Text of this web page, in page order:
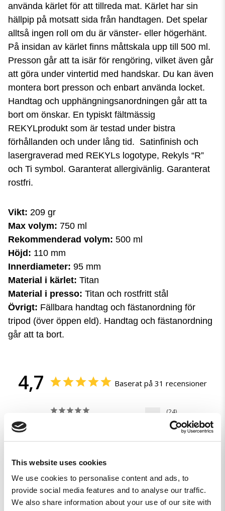
This website uses cookies
We use cookies to personalise content and ads, to
provide social media features and to analyse our traffic.
We also share information about your use of our site with
använda kärlet för att tillreda mat. Kärlet har sin
hällpip på motsatt sida från handtagen. Det spelar
alltså ingen roll om du är vänster- eller högerhänt.
På insidan av kärlet finns måttskala upp till 500 ml.
Presson går att ta isär för rengöring, vilket även går
att göra under vintertid med handskar. Du kan även
montera bort presson och enbart använda locket.
Handtag och upphängningsanordningen går att ta
bort om önskar. En typiskt fältmässig
REKYLprodukt som är testad under bistra
förhållanden och under lång tid. Satinfinish och
lasergraverad med REKYLs logotype, Rekyls “R”
och Ti symbol. Garanterat allergivänlig. Garanterat
rostfri.
Vikt: 209 gr
Max volym: 750 ml
Rekommenderad volym: 500 ml
Höjd: 110 mm
Innerdiameter: 95 mm
Material i kärlet: Titan
Material i presso: Titan och rostfritt stål
Övrigt: Fällbara handtag och fästanordning för
tripod (över öppen eld). Handtag och fästanordning
går att ta bort.
4,7 Baserat på 31 recensioner
24
5